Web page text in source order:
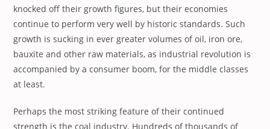
knocked off their growth figures, but their economies
continue to perform very well by historic standards. Such
growth is sucking in ever greater volumes of oil, iron ore,
bauxite and other raw materials, as industrial revolution is
accompanied by a consumer boom, for the middle classes
at least.
Perhaps the most striking feature of their continued
strength is the coal industry. Hundreds of thousands of